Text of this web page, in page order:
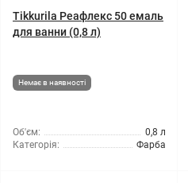
Tikkurila Реафлекс 50 емаль
для ванни (0,8 л)
Немає в наявності
Об'єм:
0,8 л
Категорія:
Фарба